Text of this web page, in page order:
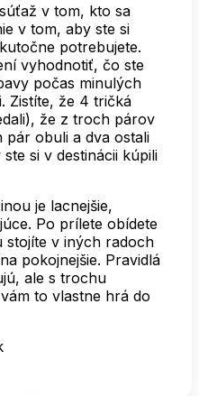
v tom, kto sa
v tom, aby ste si
potrebujete.
vyhodnotiť, čo ste
počas minulých
Zistíte, že 4 tričká
že z troch párov
pár obuli a dva ostali
si v destinácii kúpili
je lacnejšie,
Po prílete obídete
stojíte v iných radoch
pokojnejšie. Pravidlá
ale s trochu
to vlastne hrá do